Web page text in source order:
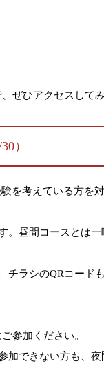
ぜひアクセスしてみ
）
を考えている方を
昼間コースとは
ラシのQRコード
参加ください。
加できない方も、